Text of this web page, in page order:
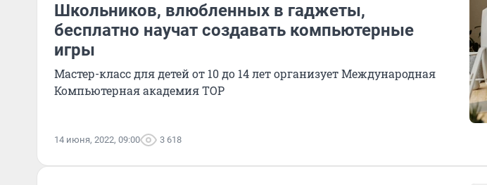
Школьников, влюбленных в гаджеты,
бесплатно научат создавать компьютерные
игры
Мастер-класс для детей от 10 до 14 лет организует Международная
Компьютерная академия TOP
14 июня, 2022, 09:00 3 618